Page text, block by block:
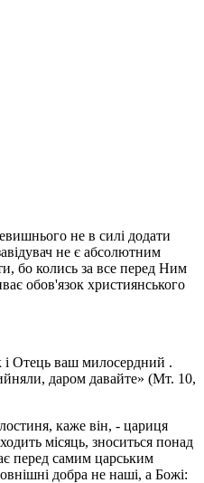
не в силі додати
не є абсолютним
бо колись за все перед Ним
обов'язок християнського
і Отець ваш милосердний .
даром давайте» (Мт. 10,
каже він, - цариця
місяць, зноситься понад
перед самим царським
добра не наші, а Божі: